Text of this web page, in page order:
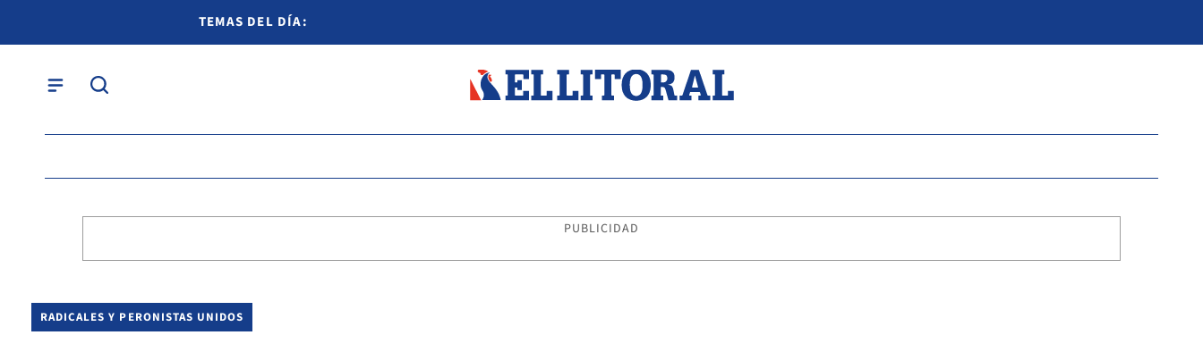
TEMAS DEL DÍA:
PUBLICIDAD
RADICALES Y PERONISTAS UNIDOS